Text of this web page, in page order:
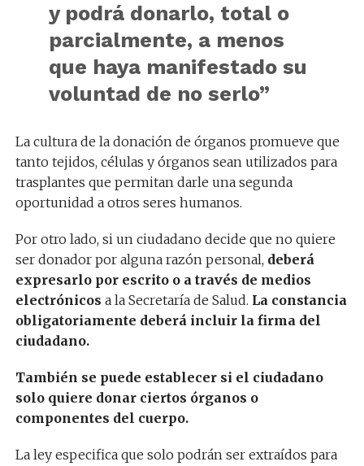
y podrá donarlo, total o
parcialmente, a menos
que haya manifestado su
voluntad de no serlo”
La cultura de la donación de órganos promueve que
tanto tejidos, células y órganos sean utilizados para
trasplantes que permitan darle una segunda
oportunidad a otros seres humanos.
Por otro lado, si un ciudadano decide que no quiere
ser donador por alguna razón personal,deberá
expresarlo por escrito o a través de medios
electrónicos a la Secretaría de Salud. La constancia
obligatoriamente deberá incluir la firma del
ciudadano.
También se puede establecer si el ciudadano
solo quiere donar ciertos órganos o
componentes del cuerpo.
La ley especifica que solo podrán ser extraídos para